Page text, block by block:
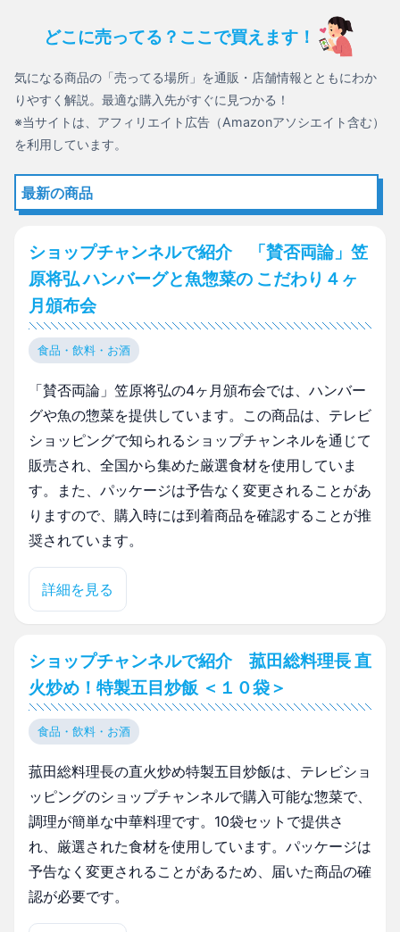
どこに売ってる？ここで買えます！
気になる商品の「売ってる場所」を通販・店舗情報とともにわか
りやすく解説。最適な購入先がすぐに見つかる！
※当サイトは、アフィリエイト広告（Amazonアソシエイト含む）
を利用しています。
最新の商品
ショップチャンネルで紹介 「賛否両論」笠
原将弘 ハンバーグと魚惣菜の こだわり４ヶ
月頒布会
食品・飲料・お酒
「賛否両論」笠原将弘の4ヶ月頒布会では、ハンバー
グや魚の惣菜を提供しています。この商品は、テレビ
ショッピングで知られるショップチャンネルを通じて
販売され、全国から集めた厳選食材を使用していま
す。また、パッケージは予告なく変更されることがあ
りますので、購入時には到着商品を確認することが推
奨されています。
詳細を見る
ショップチャンネルで紹介 菰田総料理長 直
火炒め！特製五目炒飯 ＜１０袋＞
食品・飲料・お酒
菰田総料理長の直火炒め特製五目炒飯は、テレビショ
ッピングのショップチャンネルで購入可能な惣菜で、
調理が簡単な中華料理です。10袋セットで提供さ
れ、厳選された食材を使用しています。パッケージは
予告なく変更されることがあるため、届いた商品の確
認が必要です。